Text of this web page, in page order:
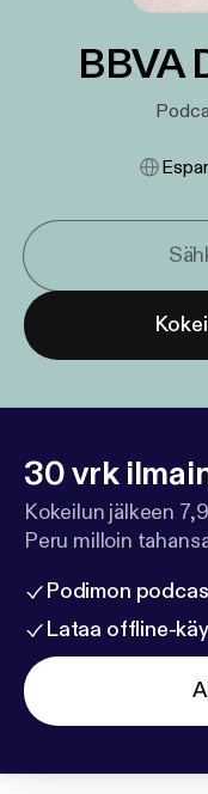
BBVA
30 vrk
Kokeilun jälkeen
Peru milloin
Podimon
Lataa offline-